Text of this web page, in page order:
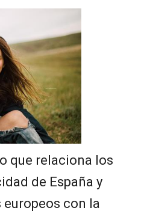
que relaciona los
de España y
con la